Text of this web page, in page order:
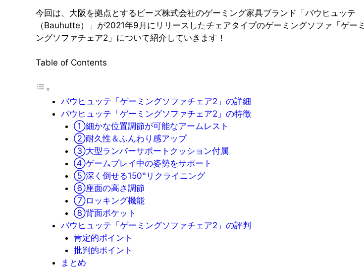
今回は、大阪を拠点とするビーズ株式会社のゲーミング家具ブランド「バウヒュッテ
（Bauhutte）」が2021年9月にリリースしたチェアタイプのゲーミングソファ「ゲーミ
ングソファチェア2」について紹介していきます！
Table of Contents
バウヒュッテ「ゲーミングソファチェア2」の詳細
バウヒュッテ「ゲーミングソファチェア2」の特徴
①細かな位置調節が可能なアームレスト
②耐久性＆ふんわり感アップ
③大型ランバーサポートクッション付属
④ゲームプレイ中の姿勢をサポート
⑤深く倒せる150°リクライニング
⑥座面の高さ調節
⑦ロッキング機能
⑧背面ポケット
バウヒュッテ「ゲーミングソファチェア2」の評判
肯定的ポイント
批判的ポイント
まとめ